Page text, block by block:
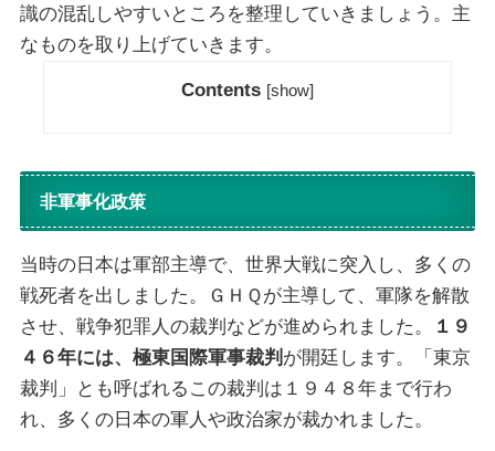
識の混乱しやすいところを整理していきましょう。主
なものを取り上げていきます。
Contents [show]
非軍事化政策
当時の日本は軍部主導で、世界大戦に突入し、多くの
戦死者を出しました。ＧＨＱが主導して、軍隊を解散
させ、戦争犯罪人の裁判などが進められました。
１９
４６年には、極東国際軍事裁判 が開廷します。「東京
裁判」とも呼ばれるこの裁判は１９４８年まで行わ
れ、多くの日本の軍人や政治家が裁かれました。